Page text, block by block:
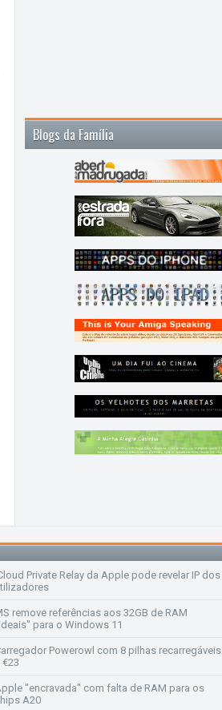
Blogs da Família
Private Relay da Apple pode revelar IP dos
remove referências aos 32GB de RAM
para o Windows 11
Powerowl com 8 pilhas recarregáveis
€23
"encravada" com falta de RAM para os
A20